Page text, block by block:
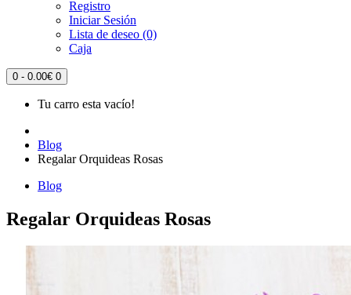
Registro
Iniciar Sesión
Lista de deseo (0)
Caja
0 - 0.00€ 0
Tu carro esta vacío!
Blog
Regalar Orquideas Rosas
Blog
Regalar Orquideas Rosas